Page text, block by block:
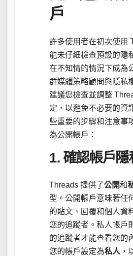
戶
許多使用者在初次使用
能未仔細檢查預設的隱
在不知情的情況下成為
群媒體策略顧問與隱私
建議您檢查並調整
定，以避免不必要的資
些重要的步驟和注意事
為公開帳戶：
1. 確認帳戶隱
Threads 提供了公開和
型。公開帳戶意味著任
的貼文、回覆和個人資
您的追蹤者。私人帳戶
的追蹤者才能查看您的
您的帳戶設定為私人 ，